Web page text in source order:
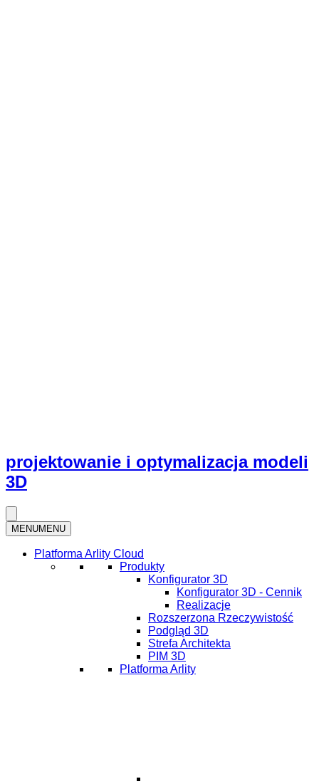
projektowanie i optymalizacja modeli
3D
MENUMENU
Platforma Arlity Cloud
Produkty
Konfigurator 3D
Konfigurator 3D - Cennik
Realizacje
Rozszerzona Rzeczywistość
Podgląd 3D
Strefa Architekta
PIM 3D
Platforma Arlity